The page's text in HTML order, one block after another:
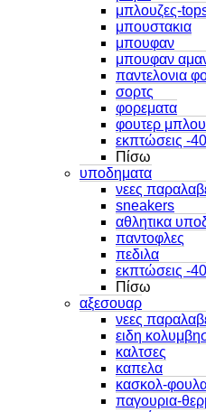
μπλουζες-
μπουστακια
μπουφαν
μπουφαν
παντελονια
σορτς
φορεματα
φουτερ
εκπτώσεις -
Πίσω
υποδηματα
νεες
sneakers
αθλητικα
παντοφλες
πεδιλα
εκπτώσεις -
Πίσω
αξεσουαρ
νεες
ειδη
καλτσες
καπελα
κασκολ-
παγουρια-